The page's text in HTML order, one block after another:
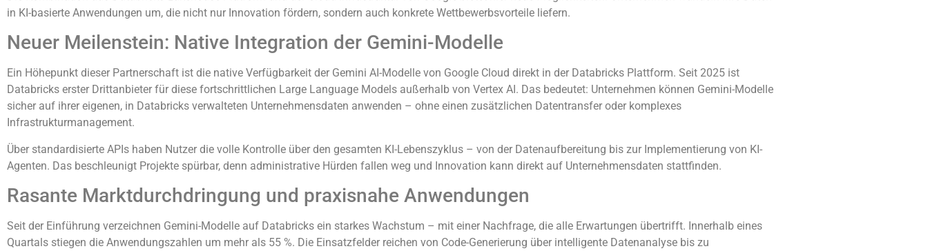
in KI-basierte Anwendungen um, die nicht nur Innovation fördern, sondern auch konkrete Wettbewerbsvorteile liefern.
Neuer Meilenstein: Native Integration der Gemini-Modelle
Ein Höhepunkt dieser Partnerschaft ist die native Verfügbarkeit der Gemini AI-Modelle von Google Cloud direkt in der Databricks Plattform. Seit 2025 ist
Databricks erster Drittanbieter für diese fortschrittlichen Large Language Models außerhalb von Vertex AI. Das bedeutet: Unternehmen können Gemini-Modelle
sicher auf ihrer eigenen, in Databricks verwalteten Unternehmensdaten anwenden – ohne einen zusätzlichen Datentransfer oder komplexes
Infrastrukturmanagement.
Über standardisierte APIs haben Nutzer die volle Kontrolle über den gesamten KI-Lebenszyklus – von der Datenaufbereitung bis zur Implementierung von KI-
Agenten. Das beschleunigt Projekte spürbar, denn administrative Hürden fallen weg und Innovation kann direkt auf Unternehmensdaten stattfinden.
Rasante Marktdurchdringung und praxisnahe Anwendungen
Seit der Einführung verzeichnen Gemini-Modelle auf Databricks ein starkes Wachstum – mit einer Nachfrage, die alle Erwartungen übertrifft. Innerhalb eines
Quartals stiegen die Anwendungszahlen um mehr als 55 %. Die Einsatzfelder reichen von Code-Generierung über intelligente Datenanalyse bis zu